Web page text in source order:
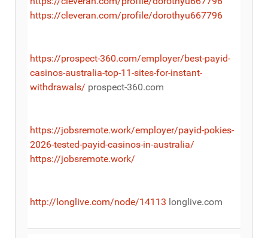
https://cleveran.com/profile/dorothyu667796
https://prospect-360.com/employer/best-payid-
casinos-australia-top-11-sites-for-instant-
withdrawals/ prospect-360.com
https://jobsremote.work/employer/payid-pokies-
2026-tested-payid-casinos-in-australia/
https://jobsremote.work/
http://longlive.com/node/14113 longlive.com